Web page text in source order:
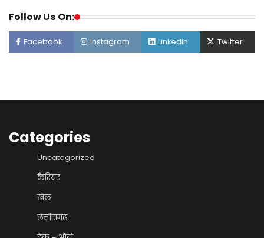
Follow Us On:
Facebook Instagram Linkedin Twitter
Categories
Uncategorized
कैरियर
खेल
छत्तीसगढ़